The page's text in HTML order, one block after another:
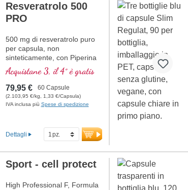
Resveratrolo 500
PRO
500 mg di resveratrolo puro
per capsula, non
sinteticamente, con Piperina
Acquistane 3, il 4° è gratis
79,95 € 60 Capsule
(2.103,95 €/kg, 1,33 €/Capsula)
IVA inclusa più Spese di spedizione
Dettagli
Sport - cell protect
High Professional F, Formula